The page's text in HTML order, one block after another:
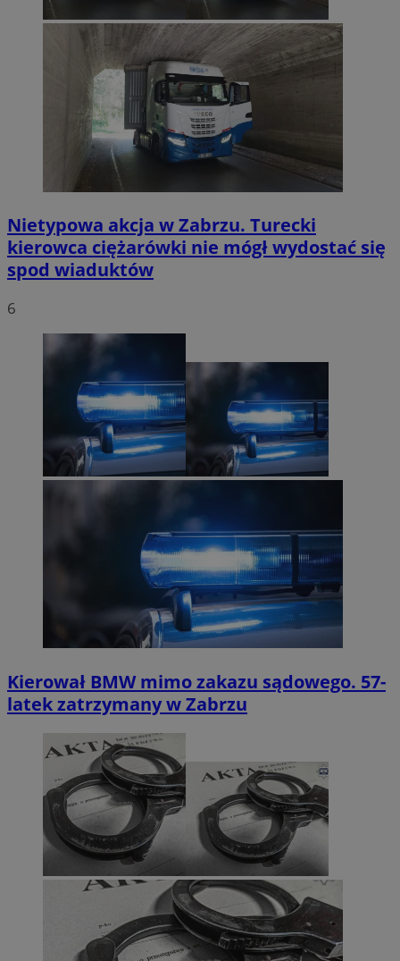
Nietypowa akcja w Zabrzu. Turecki
kierowca ciężarówki nie mógł wydostać się
spod wiaduktów
6
Kierował BMW mimo zakazu sądowego. 57-
latek zatrzymany w Zabrzu